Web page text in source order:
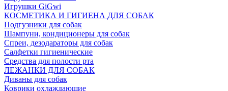
Игрушки GiGwi
КОСМЕТИКА И ГИГИЕНА ДЛЯ СОБАК
Подгузники для собак
Шампуни, кондиционеры для собак
Спреи, дезодараторы для собак
Салфетки гигиенические
Средства для полости рта
ЛЕЖАНКИ ДЛЯ СОБАК
Диваны для собак
Коврики охлаждающие